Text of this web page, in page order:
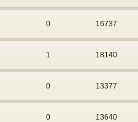
0 16737
1 18140
0 13377
0 13640